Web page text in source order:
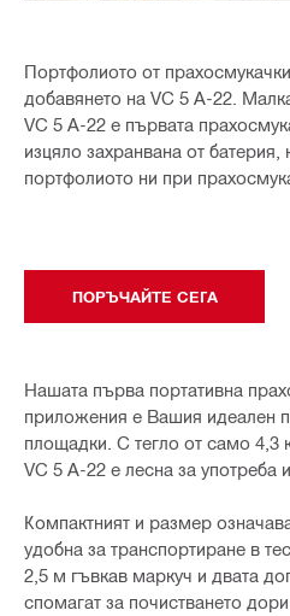
Портфолиото от
добавянето на VC 5 A-22.
VC 5 A-22 е първата
изцяло захранвана от
портфолиото ни при
ПОРЪЧАЙТЕ СЕГА
Нашата първа портативна
приложения е Вашия идеален
площадки. С тегло от само 4,3
VC 5 A-22 е лесна за употреба
Компактният и размер
удобна за транспортиране в
2,5 м гъвкав маркуч и двата
спомагат за почистването